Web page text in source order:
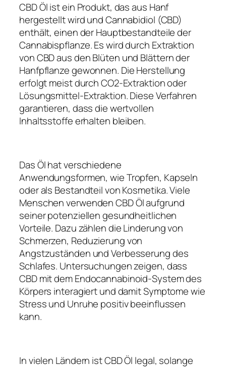
CBD Öl ist ein Produkt, das aus Hanf
hergestellt wird und Cannabidiol (CBD)
enthält, einen der Hauptbestandteile der
Cannabispflanze. Es wird durch Extraktion
von CBD aus den Blüten und Blättern der
Hanfpflanze gewonnen. Die Herstellung
erfolgt meist durch CO2-Extraktion oder
Lösungsmittel-Extraktion. Diese Verfahren
garantieren, dass die wertvollen
Inhaltsstoffe erhalten bleiben.
Das Öl hat verschiedene
Anwendungsformen, wie Tropfen, Kapseln
oder als Bestandteil von Kosmetika. Viele
Menschen verwenden CBD Öl aufgrund
seiner potenziellen gesundheitlichen
Vorteile. Dazu zählen die Linderung von
Schmerzen, Reduzierung von
Angstzuständen und Verbesserung des
Schlafes. Untersuchungen zeigen, dass
CBD mit dem Endocannabinoid-System des
Körpers interagiert und damit Symptome wie
Stress und Unruhe positiv beeinflussen
kann.
In vielen Ländern ist CBD Öl legal, solange